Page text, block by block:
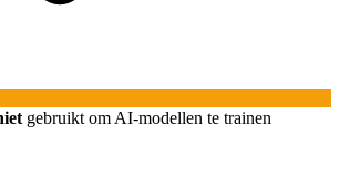
gebruikt om AI-modellen te trainen